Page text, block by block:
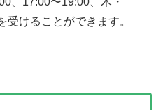
受けることができます。